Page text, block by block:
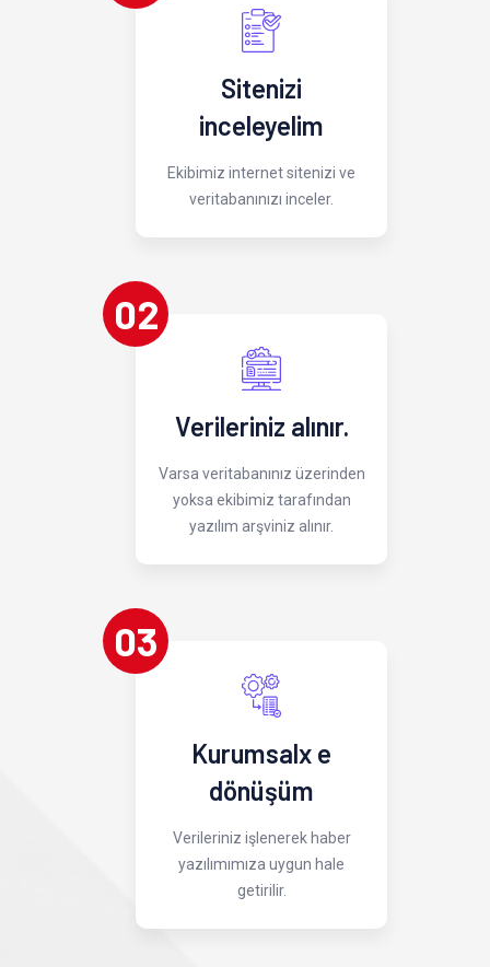
Sitenizi
inceleyelim
Ekibimiz internet sitenizi ve
veritabanınızı inceler.
02
Verileriniz alınır.
Varsa veritabanınız üzerinden
yoksa ekibimiz tarafından
yazılım arşviniz alınır.
03
Kurumsalx e
dönüşüm
Verileriniz işlenerek haber
yazılımımıza uygun hale
getirilir.